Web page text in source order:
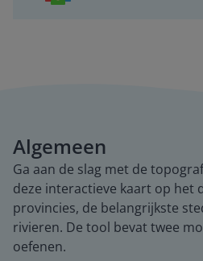
Algemeen
Ga aan de slag met de
deze interactieve kaart op het
provincies, de belangrijkste
rivieren. De tool bevat twee
oefenen.